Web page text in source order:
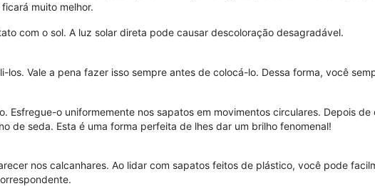
muito melhor.
com o sol. A luz solar direta pode causar descoloração desagradável.
Vale a pena fazer isso sempre antes de colocá-lo. Dessa forma, você
o uniformemente nos sapatos em movimentos circulares. Depois de
de seda. Esta é uma forma perfeita de lhes dar um brilho fenomenal!
nos calcanhares. Ao lidar com sapatos feitos de plástico, você pode